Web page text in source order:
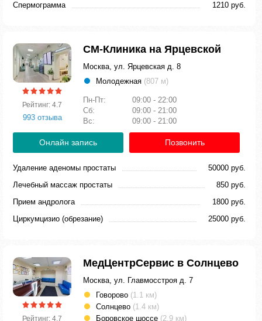
Спермограмма
1210 руб.
Рейтинг: 4.7
993 отзыва
СМ-Клиника на Ярцевской
Москва, ул. Ярцевская д. 8
Молодежная (807 м)
Пн-Пт:
09:00 - 22:00
Сб:
09:00 - 21:00
Вс:
09:00 - 21:00
Онлайн запись Позвонить
Удаление аденомы простаты
50000 руб.
Лечебный массаж простаты
850 руб.
Прием андролога
1800 руб.
Циркумцизио (обрезание)
25000 руб.
Рейтинг: 4.7
МедЦентрСервис в Солнцево
Москва, ул. Главмосстроя д. 7
Говорово (1.1 км)
Солнцево (1.4 км)
Боровское шоссе (2.9 км)